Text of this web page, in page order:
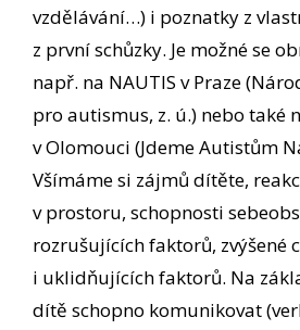
vzdělávání…) i poznatky z
z první schůzky. Je možné se
např. na NAUTIS v Praze
pro autismus, z. ú.) nebo také
v Olomouci (Jdeme Autistům
Všímáme si zájmů dítěte,
v prostoru, schopnosti
rozrušujících faktorů, zvýšené
i uklidňujících faktorů. Na
dítě schopno komunikovat